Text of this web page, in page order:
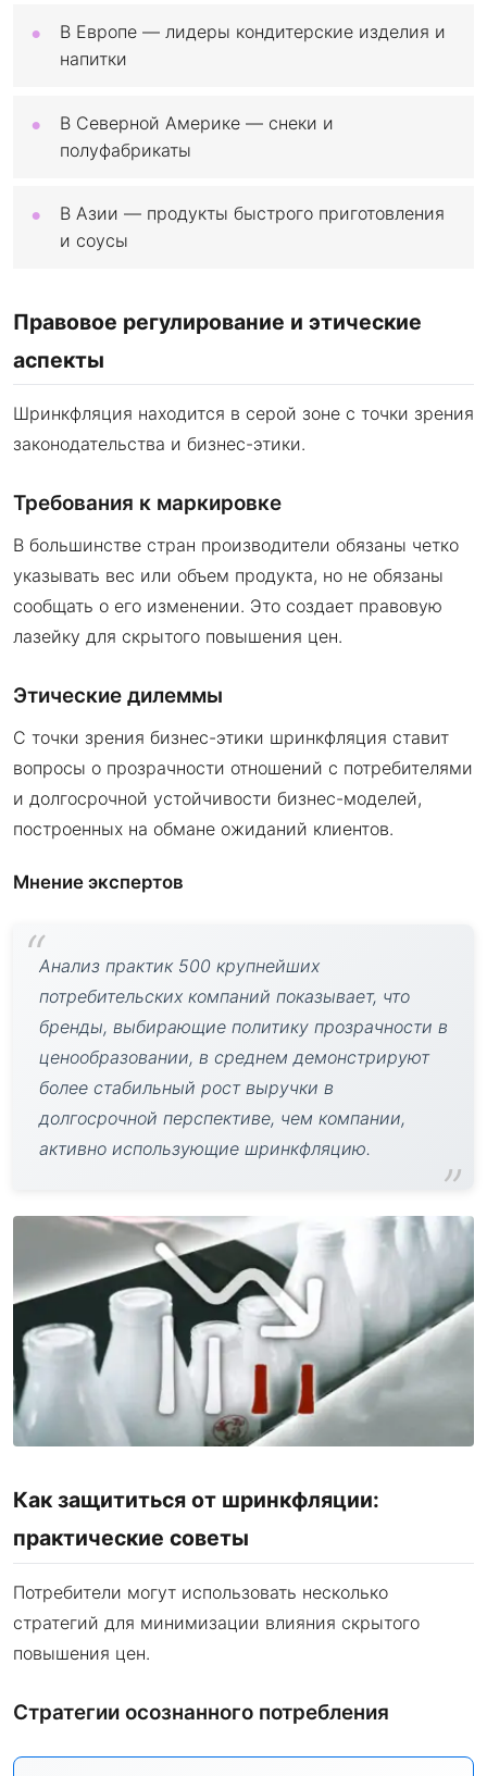
В Европе — лидеры кондитерские изделия и
напитки
В Северной Америке — снеки и
полуфабрикаты
В Азии — продукты быстрого приготовления
и соусы
Правовое регулирование и этические
аспекты
Шринкфляция находится в серой зоне с точки зрения
законодательства и бизнес-этики.
Требования к маркировке
В большинстве стран производители обязаны четко
указывать вес или объем продукта, но не обязаны
сообщать о его изменении. Это создает правовую
лазейку для скрытого повышения цен.
Этические дилеммы
С точки зрения бизнес-этики шринкфляция ставит
вопросы о прозрачности отношений с потребителями
и долгосрочной устойчивости бизнес-моделей,
построенных на обмане ожиданий клиентов.
Мнение экспертов
Анализ практик 500 крупнейших
потребительских компаний показывает, что
бренды, выбирающие политику прозрачности в
ценообразовании, в среднем демонстрируют
более стабильный рост выручки в
долгосрочной перспективе, чем компании,
активно использующие шринкфляцию.
Как защититься от шринкфляции:
практические советы
Потребители могут использовать несколько
стратегий для минимизации влияния скрытого
повышения цен.
Стратегии осознанного потребления